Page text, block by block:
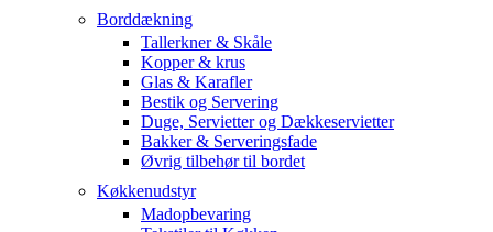
Borddækning
Tallerkner & Skåle
Kopper & krus
Glas & Karafler
Bestik og Servering
Duge, Servietter og Dækkeservietter
Bakker & Serveringsfade
Øvrig tilbehør til bordet
Køkkenudstyr
Madopbevaring